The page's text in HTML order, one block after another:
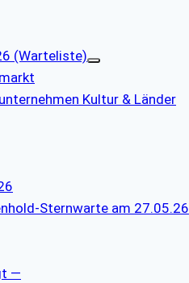
(Warteliste)
Kultur & Länder
Sternwarte am 27.05.26
—